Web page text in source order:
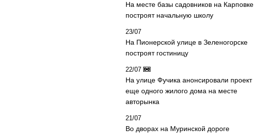
На месте базы садовников на Карповке
построят начальную школу
23/07
На Пионерской улице в Зеленогорске
построят гостиницу
22/07
На улице Фучика анонсировали проект
еще одного жилого дома на месте
авторынка
21/07
Во дворах на Муринской дороге